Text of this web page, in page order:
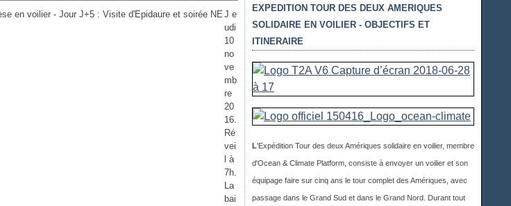
J e
udi
10
no
ve
mb
re
20
16.
Ré
vei
l à
7h.
La
bai
EXPEDITION TOUR DES DEUX AMERIQUES
SOLIDAIRE EN VOILIER - OBJECTIFS ET
ITINERAIRE
L'Expédition Tour des deux Amériques solidaire en voilier, membre
d'Ocean & Climate Platform, consiste à envoyer un voilier et son
équipage faire sur cinq ans le tour complet des Amériques, avec
passage dans le Grand Sud et dans le Grand Nord. Durant tout